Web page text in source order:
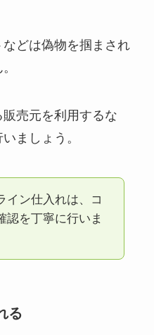
どは偽物を掴まされ
売元を利用するな
ましょう。
イン仕入れは、コ
認を丁寧に行いま
る